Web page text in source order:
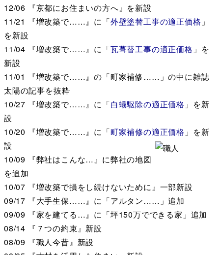
12/06 『京都にお住まいの方へ』を新設
11/21
『増改築で……』に「外壁塗替工事の適正価格 」
を新設
11/04 『増改築で……』に「瓦葺替工事の適正価格 」を
新設
11/01
『増改築で……』の「町家補修……」の中に雑誌
太陽の記事を抜粋
10/27 『増改築で……』に「白蟻駆除の適正価格 」を新
設
10/20 『増改築で……』に「町家補修の適正価格 」を新
設
10/09 『弊社はこんな…』に弊社の地図
を追加
10/07 『増改築で損をし続けないために』一部新設
09/17 『大手生保……』に「アルタン……」追加
09/09 『家を建てる…』に「坪150万でできる家」追加
08/14 『７つの約束』新設
08/09 『職人今昔』新設